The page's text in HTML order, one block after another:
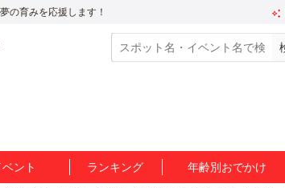
の育みを応援します！
ント ランキング 年齢別おでかけ